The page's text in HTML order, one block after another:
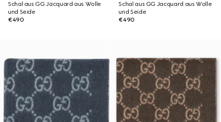
Schal aus GG Jacquard aus Wolle
und Seide
€490
Schal aus GG Jacquard aus Wolle
und Seide
€490